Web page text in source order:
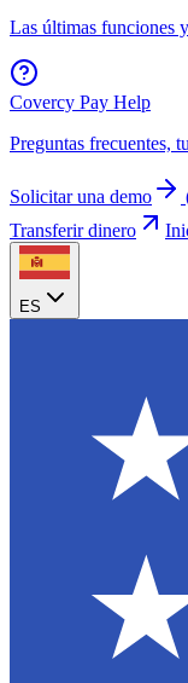
Las últimas funciones
Covercy Pay Help
Preguntas frecuentes,
Solicitar una demo
Transferir dinero
ES